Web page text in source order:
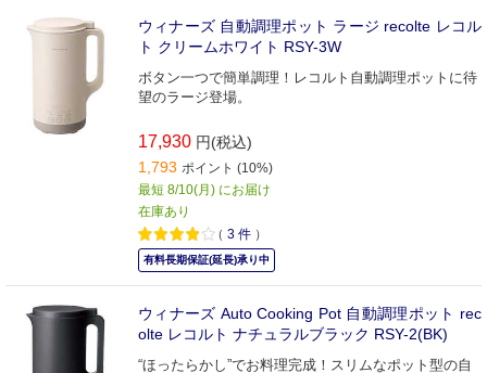
ウィナーズ 自動調理ポット ラージ recolte レコル
ト クリームホワイト RSY-3W
ボタン一つで簡単調理！レコルト自動調理ポットに待
望のラージ登場。
17,930 円(税込)
1,793 ポイント (10%)
最短 8/10(月) にお届け
在庫あり
（ 3 件 ）
有料長期保証(延長)承り中
ウィナーズ Auto Cooking Pot 自動調理ポット rec
olte レコルト ナチュラルブラック RSY-2(BK)
“ほったらかし”でお料理完成！スリムなポット型の自